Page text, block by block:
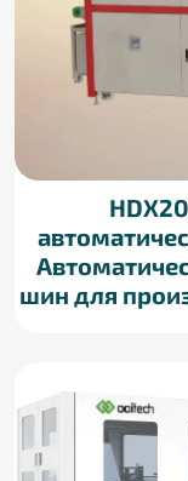
шин для